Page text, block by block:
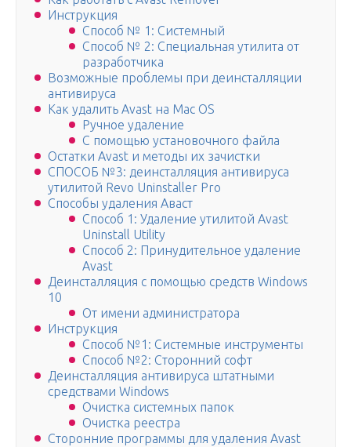
Инструкция
Способ № 1: Системный
Способ № 2: Специальная утилита от
разработчика
Возможные проблемы при деинсталляции
антивируса
Как удалить Avast на Mac OS
Ручное удаление
С помощью установочного файла
Остатки Avast и методы их зачистки
СПОСОБ №3: деинсталляция антивируса
утилитой Revo Uninstaller Pro
Способы удаления Аваст
Способ 1: Удаление утилитой Avast
Uninstall Utility
Способ 2: Принудительное удаление
Avast
Деинсталляция с помощью средств Windows
10
От имени администратора
Инструкция
Способ №1: Системные инструменты
Способ №2: Сторонний софт
Деинсталляция антивируса штатными
средствами Windows
Очистка системных папок
Очистка реестра
Сторонние программы для удаления Avast